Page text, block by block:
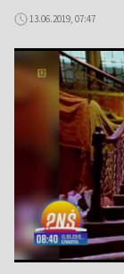
13.06.2019, 07:47